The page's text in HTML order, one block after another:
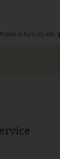
in Euro (€)